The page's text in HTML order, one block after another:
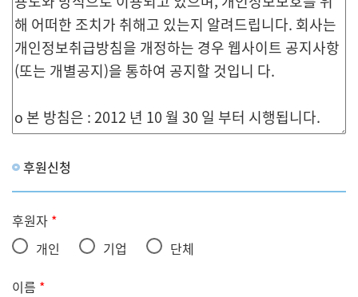
후원신청
후원자 *
개인
기업
단체
이름 *